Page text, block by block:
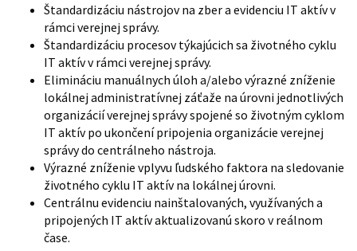
Štandardizáciu nástrojov na zber a evidenciu IT aktív v
rámci verejnej správy.
Štandardizáciu procesov týkajúcich sa životného cyklu
IT aktív v rámci verejnej správy.
Elimináciu manuálnych úloh a/alebo výrazné zníženie
lokálnej administratívnej záťaže na úrovni jednotlivých
organizácií verejnej správy spojené so životným cyklom
IT aktív po ukončení pripojenia organizácie verejnej
správy do centrálneho nástroja.
Výrazné zníženie vplyvu ľudského faktora na sledovanie
životného cyklu IT aktív na lokálnej úrovni.
Centrálnu evidenciu nainštalovaných, využívaných a
pripojených IT aktív aktualizovanú skoro v reálnom
čase.